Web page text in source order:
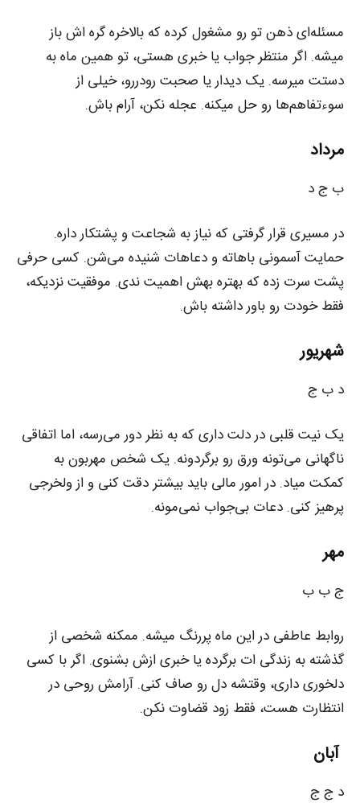
مسئله‌ای ذهن تو رو مشغول کرده که بالاخره گره‌ اش باز
میشه. اگر منتظر جواب یا خبری هستی، تو همین ماه به
دستت میرسه. یک دیدار یا صحبت رو‌در‌رو، خیلی از
سوءتفاهم‌ها رو حل میکنه. عجله نکن، آرام باش.
مرداد
ب ج د
در مسیری قرار گرفتی که نیاز به شجاعت و پشتکار داره.
حمایت آسمونی باهاته و دعاهات شنیده می‌شن. کسی حرفی
پشت سرت زده که بهتره بهش اهمیت ندی. موفقیت نزدیکه،
فقط خودت رو باور داشته باش.
شهریور
د ب ج
یک نیت قلبی در دلت داری که به نظر دور می‌رسه، اما اتفاقی
ناگهانی می‌تونه ورق رو برگردونه. یک شخص مهربون به
کمکت میاد. در امور مالی باید بیشتر دقت کنی و از ولخرجی
پرهیز کنی. دعات بی‌جواب نمی‌مونه.
مهر
ج ب ب
روابط عاطفی در این ماه پررنگ میشه. ممکنه شخصی از
گذشته به زندگی‌ ات برگرده یا خبری ازش بشنوی. اگر با کسی
دلخوری داری، وقتشه دل رو صاف کنی. آرامش روحی در
انتظارت هست، فقط زود قضاوت نکن.
آبان
د ج ج